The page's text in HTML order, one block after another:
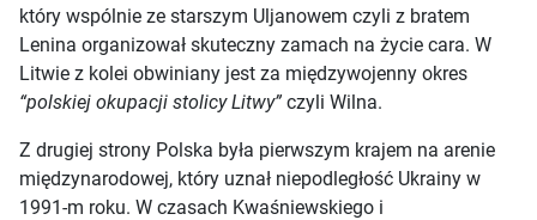
który wspólnie ze starszym Uljanowem czyli z bratem
Lenina organizował skuteczny zamach na życie cara. W
Litwie z kolei obwiniany jest za międzywojenny okres
“polskiej okupacji stolicy Litwy” czyli Wilna.
Z drugiej strony Polska była pierwszym krajem na arenie
międzynarodowej, który uznał niepodległość Ukrainy w
1991-m roku. W czasach Kwaśniewskiego i